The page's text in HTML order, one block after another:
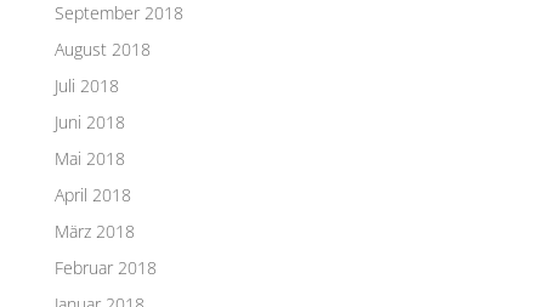
September 2018
August 2018
Juli 2018
Juni 2018
Mai 2018
April 2018
März 2018
Februar 2018